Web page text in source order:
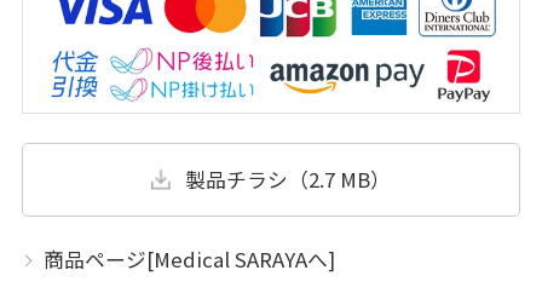
製品チラシ（2.7 MB）
商品ページ[Medical SARAYAへ]